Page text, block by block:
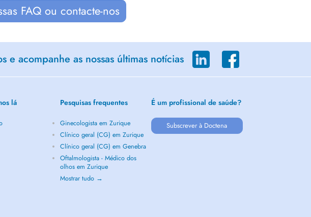
FAQ ou contacte-nos
e acompanhe as nossas últimas notícias
lá Pesquisas frequentes
Ginecologista em Zurique
Clínico geral (CG) em Zurique
Clínico geral (CG) em Genebra
Oftalmologista - Médico dos
olhos em Zurique
Mostrar tudo →
É um profissional de saúde?
Subscrever à Doctena